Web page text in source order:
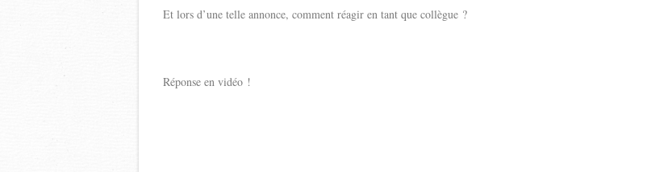
Et lors d’une telle annonce, comment réagir en tant que collègue ?
Réponse en vidéo !